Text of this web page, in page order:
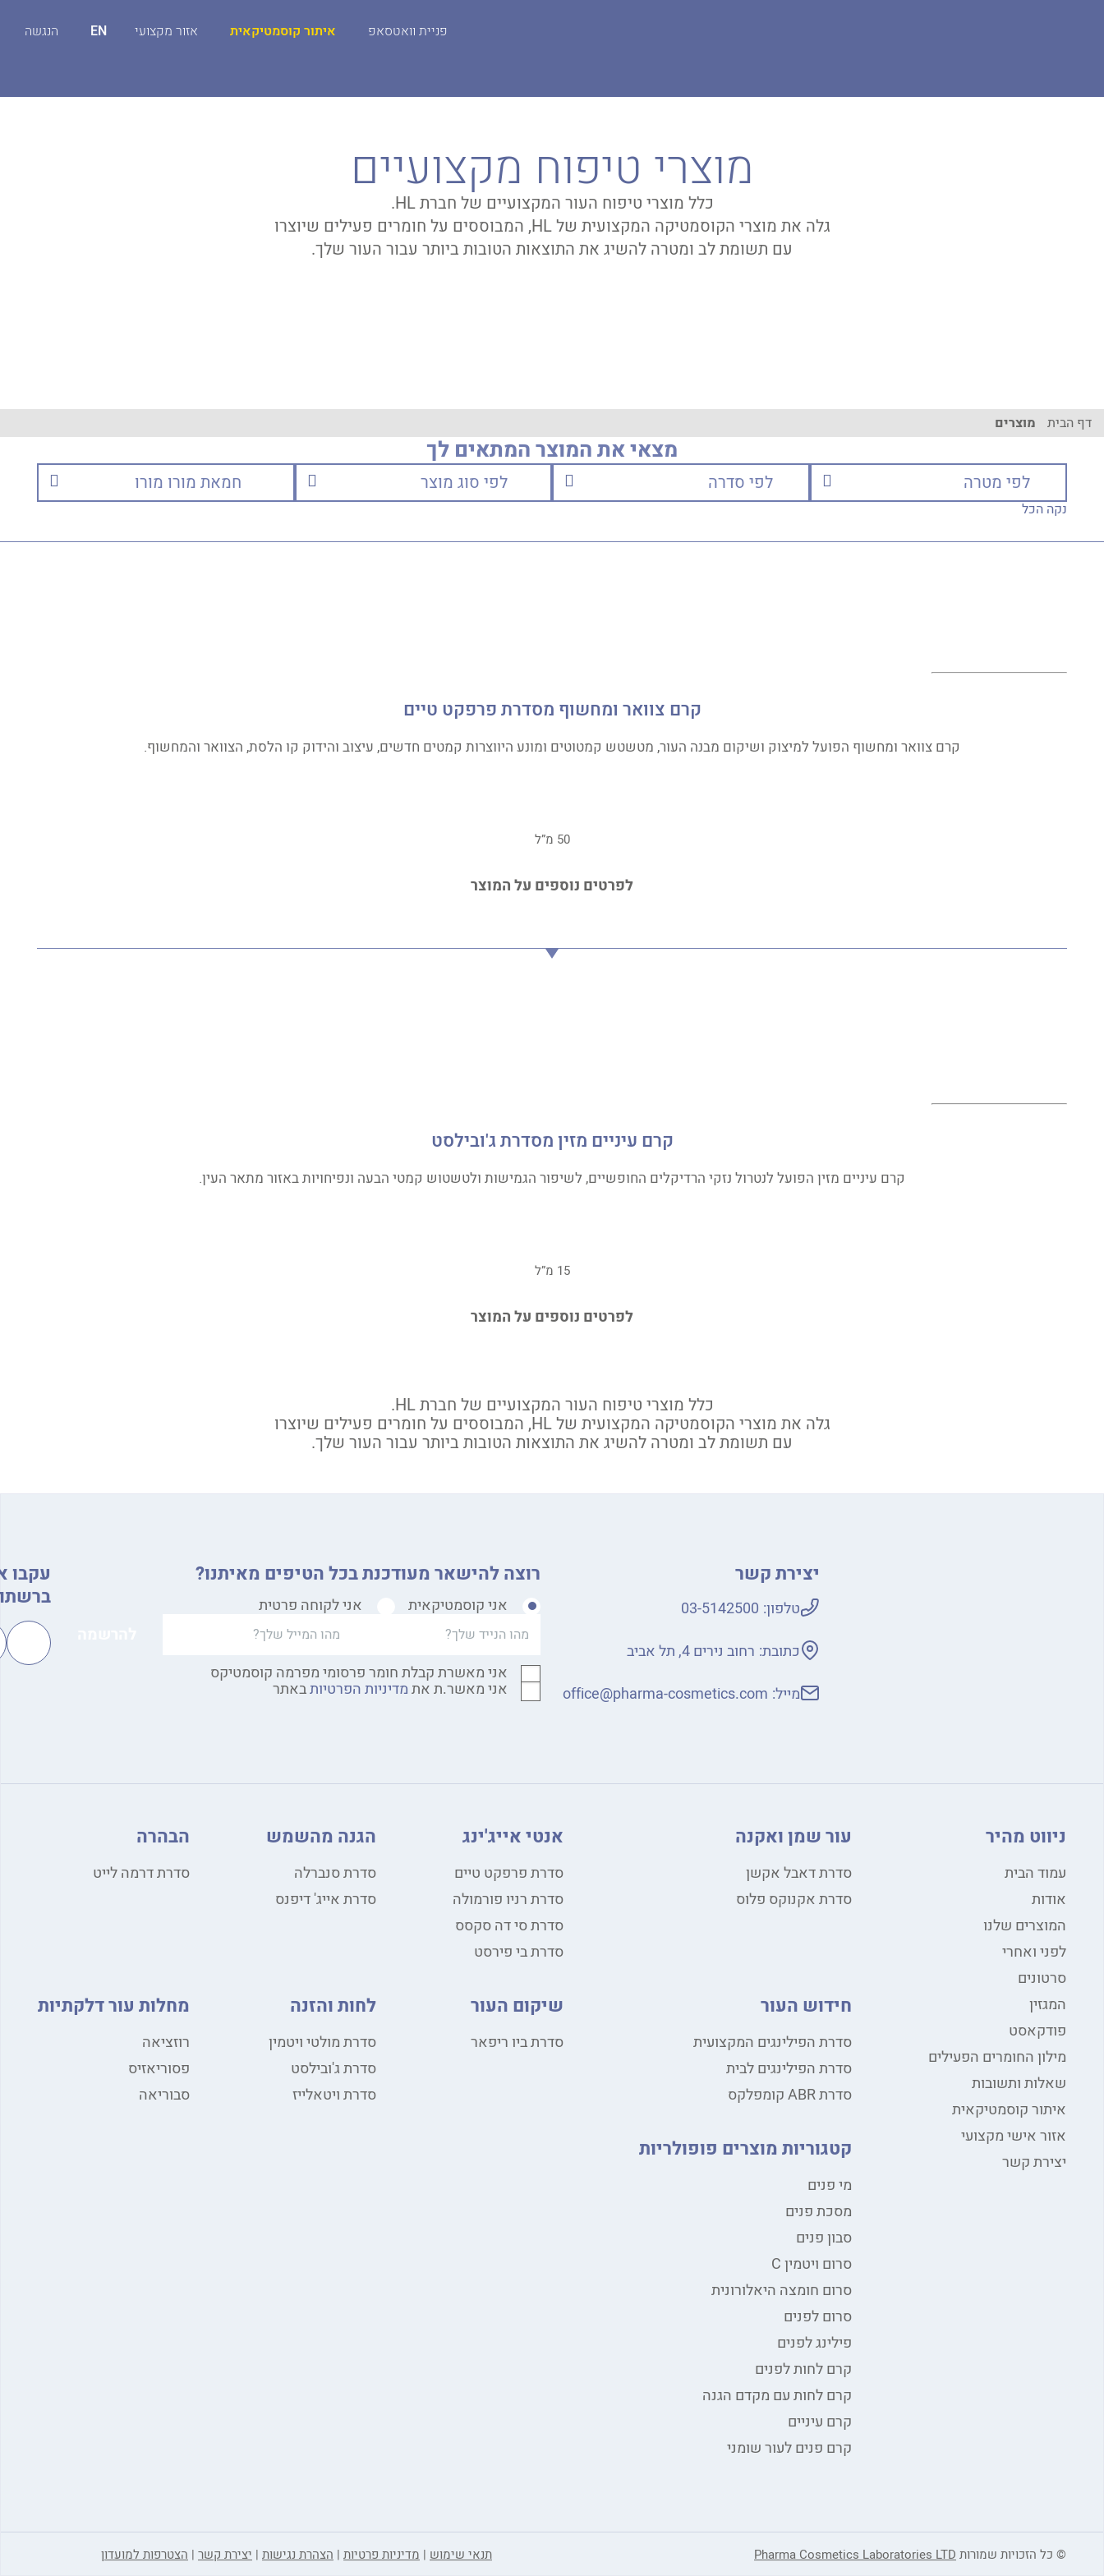
פניית וואטסאפ איתור קוסמטיקאית אזור מקצועי EN הנגשה
מוצרי טיפוח מקצועיים
כלל מוצרי טיפוח העור המקצועיים של חברת HL.
גלה את מוצרי הקוסמטיקה המקצועית של HL, המבוססים על חומרים פעילים שיוצרו
עם תשומת לב ומטרה להשיג את התוצאות הטובות ביותר עבור העור שלך.
דף הבית מוצרים
מצאי את המוצר המתאים לך
נקה הכל
קרם צוואר ומחשוף מסדרת פרפקט טיים
קרם צוואר ומחשוף הפועל למיצוק ושיקום מבנה העור, מטשטש קמטוטים ומונע היווצרות קמטים חדשים, עיצוב והידוק קו הלסת, הצוואר והמחשוף.
50 מ”ל
לפרטים נוספים על המוצר
קרם עיניים מזין מסדרת ג'ובילסט
קרם עיניים מזין הפועל לנטרול נזקי הרדיקלים החופשיים, לשיפור הגמישות ולטשטוש קמטי הבעה ונפיחויות באזור מתאר העין.
15 מ”ל
לפרטים נוספים על המוצר
כלל מוצרי טיפוח העור המקצועיים של חברת HL.
גלה את מוצרי הקוסמטיקה המקצועית של HL, המבוססים על חומרים פעילים שיוצרו
עם תשומת לב ומטרה להשיג את התוצאות הטובות ביותר עבור העור שלך.
יצירת קשר
טלפון: 03-5142500
כתובת: רחוב נירים 4, תל אביב
מייל: office@pharma-cosmetics.com
רוצה להישאר מעודכנת בכל הטיפים מאיתנו?
אני קוסמטיקאית אני לקוחה פרטית
אני מאשרת קבלת חומר פרסומי מפרמה קוסמטיקס
אני מאשר.ת אתמדיניות הפרטיותבאתר
עקבו
ניווט מהיר
עמוד הבית
אודות
המוצרים שלנו
לפני ואחרי
סרטונים
המגזין
פודקאסט
מילון החומרים הפעילים
שאלות ותשובות
איתור קוסמטיקאית
אזור אישי מקצועי
יצירת קשר
עור שמן ואקנה
סדרת דאבל אקשן
סדרת אקנוקס פלוס
חידוש העור
סדרת הפילינגים המקצועית
סדרת הפילינגים לבית
סדרת ABR קומפלקס
קטגוריות מוצרים פופולריות
מי פנים
מסכת פנים
סבון פנים
סרום ויטמין C
סרום חומצה היאלורונית
סרום לפנים
פילינג לפנים
קרם לחות לפנים
קרם לחות עם מקדם הגנה
קרם עיניים
קרם פנים לעור שומני
אנטי אייג'ינג
סדרת פרפקט טיים
סדרת רניו פורמולה
סדרת סי דה סקסס
סדרת בי פירסט
שיקום העור
סדרת ביו ריפאר
הגנה מהשמש
סדרת סנברלה
סדרת אייג' דיפנס
לחות והזנה
סדרת מולטי ויטמין
סדרת ג'ובילסט
סדרת ויטאלייז
הבהרה
סדרת דרמה לייט
מחלות עור דלקתיות
רוזציאה
פסוריאזיס
סבוריאה
© כל הזכויות שמורות Pharma Cosmetics Laboratories LTD תנאי שימוש | מדיניות פרטיות | הצהרת נגישות | יצירת קשר | הצטרפות למועדון